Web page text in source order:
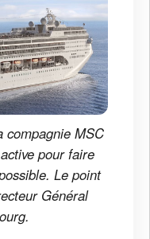
compagnie MSC
pour faire
Le point
Général